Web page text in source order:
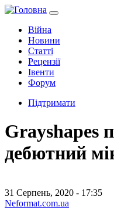
Війна
Новини
Статті
Рецензії
Івенти
Форум
Підтримати
Grayshapes
дебютний
31 Серпень, 2020 - 17:35
Neformat.com.ua